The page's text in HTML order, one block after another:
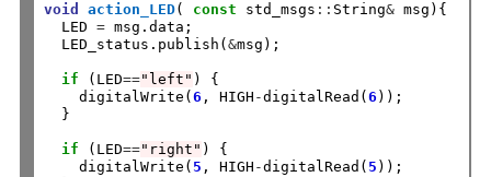
void action_LED( const std_msgs :: String& msg){
  LED
= msg.data;
  LED_status.publish(
&msg);
if (LED=="left" ) {
    digitalWrite(
6 , HIGH -digitalRead(6 ));
if (LED=="right" ) {
    digitalWrite(
5 , HIGH -digitalRead( 5 ));